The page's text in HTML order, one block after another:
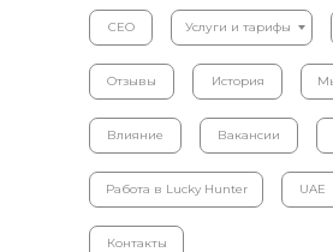
История
Влияние Вакансии
CEO
UAE
Услуги и тарифы
Контакты
Отзывы
Работа в Lucky Hunter